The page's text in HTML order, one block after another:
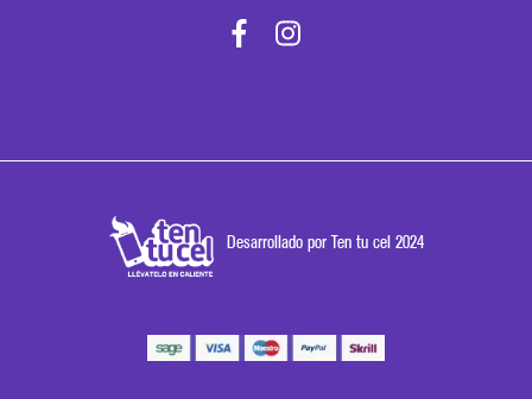
Desarrollado por Ten tu cel 2024